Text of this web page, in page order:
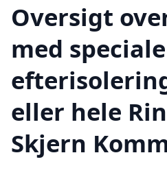
Oversigt
med
eller hele
Skjern